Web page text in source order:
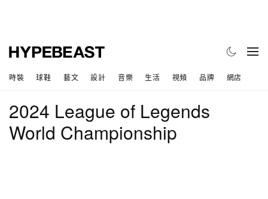
時裝 球鞋 藝文 設計 音樂 生活 視頻 品牌 網店
2024 League of Legends
World Championship